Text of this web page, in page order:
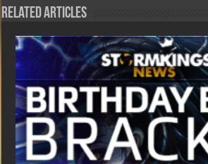
Related Articles